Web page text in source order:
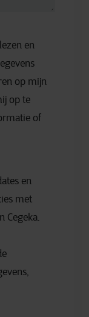
en
op mijn
op te
of
en
met
Cegeka.